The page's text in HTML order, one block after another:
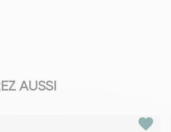
AUSSI
favorite